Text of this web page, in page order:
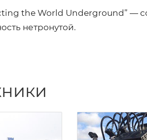
the World Underground” —
нетронутой.